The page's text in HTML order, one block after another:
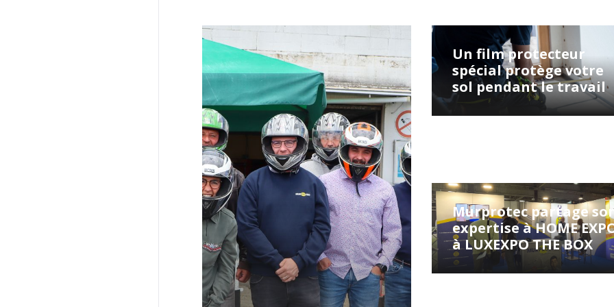
Un film protecteur
spécial protège votre
sol pendant le travail
Murprotec partage
expertise à HOME
à LUXEXPO THE BOX